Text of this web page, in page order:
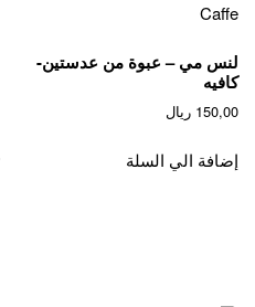
لنس مي – عبوة من عدستين-
كافيه
150,00 ريال
إضافة الي السلة